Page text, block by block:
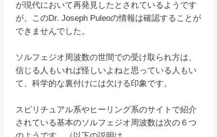
が現代において再発見したとされているようです
が、このDr. Joseph Puleoの情報は確認することが
できませんでした。
ソルフェジオ周波数の世間での受け取られ方は、
信じる人もいれば怪しいよねと思っている人もい
て、科学的な裏付けには欠ける印象です。
スピリチュアル系やヒーリング系のサイトで紹介
されている基本のソルフェジオ周波数は次の６つ